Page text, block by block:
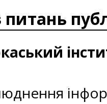
питань